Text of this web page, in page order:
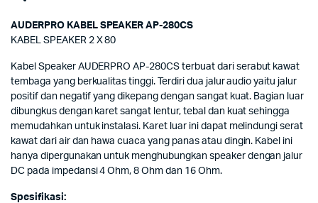
AUDERPRO KABEL SPEAKER AP-280CS
KABEL SPEAKER 2 X 80
Kabel Speaker AUDERPRO AP-280CS terbuat dari serabut kawat
tembaga yang berkualitas tinggi. Terdiri dua jalur audio yaitu jalur
positif dan negatif yang dikepang dengan sangat kuat. Bagian luar
dibungkus dengan karet sangat lentur, tebal dan kuat sehingga
memudahkan untuk instalasi. Karet luar ini dapat melindungi serat
kawat dari air dan hawa cuaca yang panas atau dingin. Kabel ini
hanya dipergunakan untuk menghubungkan speaker dengan jalur
DC pada impedansi 4 Ohm, 8 Ohm dan 16 Ohm.
Spesifikasi: